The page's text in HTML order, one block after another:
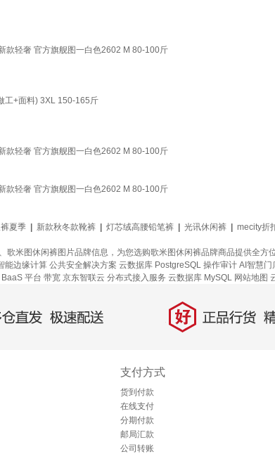
款轻奢 官方旗舰图一白色2602 M 80-100斤
工+面料) 3XL 150-165斤
款轻奢 官方旗舰图一白色2602 M 80-100斤
款轻奢 官方旗舰图一白色2602 M 80-100斤
夏季 新款秋冬款靴裤 灯芯绒高腰铅笔裤 光讯休闲裤 mecity折
米图休闲裤图片品牌信息，为您选购歌米图休闲裤品牌商品提供全方
能边缘计算 公共安全解决方案 云数据库 PostgreSQL 操作审计 AI智慧门
平台 带宽 京东智联云 分布式接入服务 云数据库 MySQL 网站地图
发，极速配送 好 正品行货，精
支付方式
货到付款
在线支付
分期付款
邮局汇款
公司转账